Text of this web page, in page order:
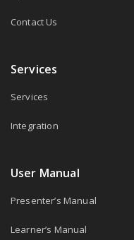
Contact Us
Services
Services
Integration
User Manual
Presenter’s Manual
Learner’s Manual